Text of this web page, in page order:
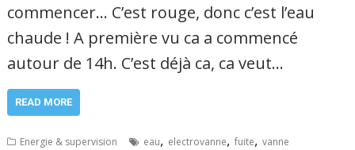
commencer… C’est rouge, donc c’est l’eau
chaude ! A première vu ca a commencé
autour de 14h. C’est déjà ca, ca veut…
READ MORE
Energie & supervision eau, electrovanne,fuite,vanne